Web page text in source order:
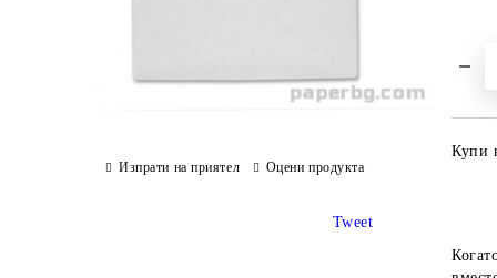
Купи
Изпрати на приятел Оцени продукта
Tweet